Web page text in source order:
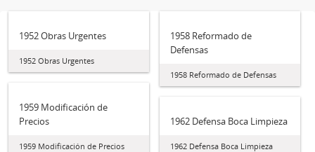
1952 Obras Urgentes
1952 Obras Urgentes
1958 Reformado de
Defensas
1958 Reformado de Defensas
1959 Modificación de
Precios
1959 Modificación de Precios
1962 Defensa Boca Limpieza
1962 Defensa Boca Limpieza